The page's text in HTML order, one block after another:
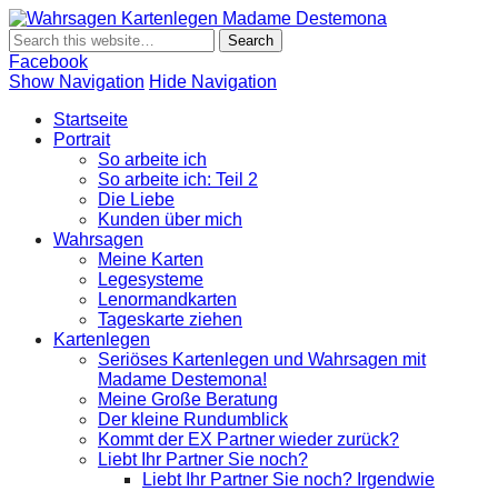
Wahrsagen und Kartenlegen Madame Destemona
Facebook
Show Navigation Hide Navigation
Startseite
Portrait
So arbeite ich
So arbeite ich: Teil 2
Die Liebe
Kunden über mich
Wahrsagen
Meine Karten
Legesysteme
Lenormandkarten
Tageskarte ziehen
Kartenlegen
Seriöses Kartenlegen und Wahrsagen mit
Madame Destemona!
Meine Große Beratung
Der kleine Rundumblick
Kommt der EX Partner wieder zurück?
Liebt Ihr Partner Sie noch?
Liebt Ihr Partner Sie noch? Irgendwie